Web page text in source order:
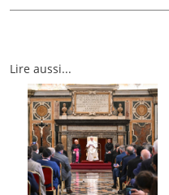
Lire aussi...